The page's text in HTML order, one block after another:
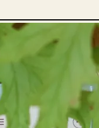
inlägg
författare